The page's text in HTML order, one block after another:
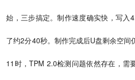
始，三步搞定。制作速度确实快，写入
了约2分40秒。制作完成后U盘剩余空间
11时，TPM 2.0检测问题依然存在，需